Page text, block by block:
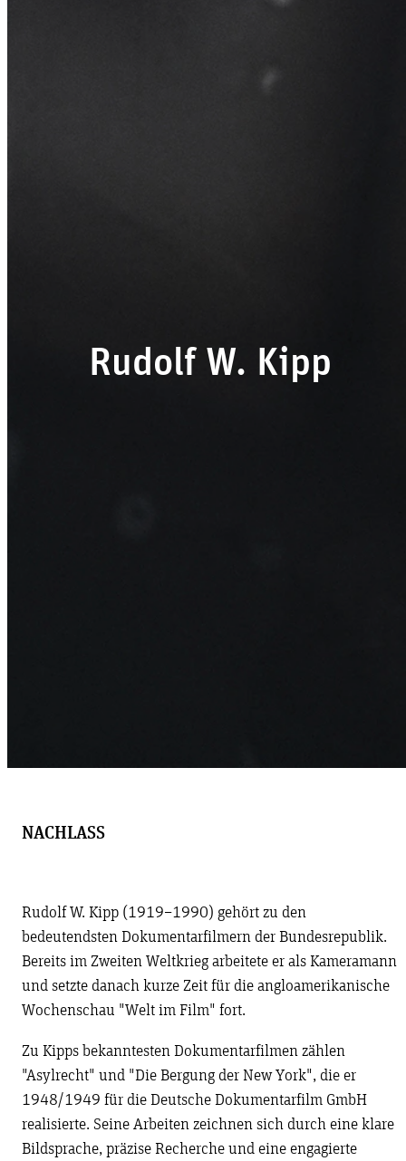
Rudolf W. Kipp
NACHLASS
Rudolf W. Kipp (1919–1990) gehört zu den
bedeutendsten Dokumentarfilmern der Bundesrepublik.
Bereits im Zweiten Weltkrieg arbeitete er als Kameramann
und setzte danach kurze Zeit für die angloamerikanische
Wochenschau "Welt im Film" fort.
Zu Kipps bekanntesten Dokumentarfilmen zählen
"Asylrecht" und "Die Bergung der New York", die er
1948/1949 für die Deutsche Dokumentarfilm GmbH
realisierte. Seine Arbeiten zeichnen sich durch eine klare
Bildsprache, präzise Recherche und eine engagierte